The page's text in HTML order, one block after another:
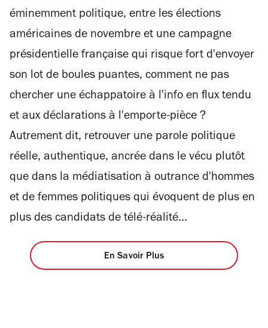
éminemment politique, entre les élections
américaines de novembre et une campagne
présidentielle française qui risque fort d'envoyer
son lot de boules puantes, comment ne pas
chercher une échappatoire à l'info en flux tendu
et aux déclarations à l'emporte-pièce ?
Autrement dit, retrouver une parole politique
réelle, authentique, ancrée dans le vécu plutôt
que dans la médiatisation à outrance d'hommes
et de femmes politiques qui évoquent de plus en
plus des candidats de télé-réalité...
En Savoir Plus